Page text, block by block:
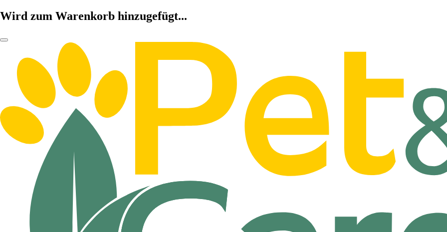
Wird zum Warenkorb hinzugefügt...